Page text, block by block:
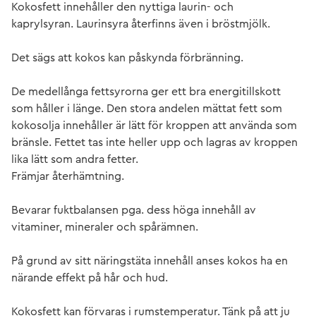
Kokosfett innehåller den nyttiga laurin- och
kaprylsyran. Laurinsyra återfinns även i bröstmjölk.
Det sägs att kokos kan påskynda förbränning.
De medellånga fettsyrorna ger ett bra energitillskott
som håller i länge. Den stora andelen mättat fett som
kokosolja innehåller är lätt för kroppen att använda som
bränsle. Fettet tas inte heller upp och lagras av kroppen
lika lätt som andra fetter.
Främjar återhämtning.
Bevarar fuktbalansen pga. dess höga innehåll av
vitaminer, mineraler och spårämnen.
På grund av sitt näringstäta innehåll anses kokos ha en
närande effekt på hår och hud.
Kokosfett kan förvaras i rumstemperatur. Tänk på att ju